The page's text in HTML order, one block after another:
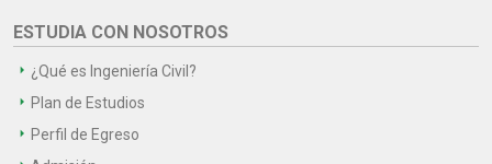
ESTUDIA CON NOSOTROS
¿Qué es Ingeniería Civil?
Plan de Estudios
Perfil de Egreso